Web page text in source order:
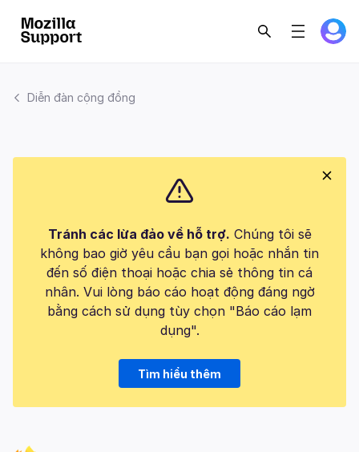
Diễn đàn cộng đồng
Tránh các lừa đảo về hỗ trợ. Chúng tôi sẽ
không bao giờ yêu cầu bạn gọi hoặc nhắn tin
đến số điện thoại hoặc chia sẻ thông tin cá
nhân. Vui lòng báo cáo hoạt động đáng ngờ
bằng cách sử dụng tùy chọn "Báo cáo lạm
dụng".
Tìm hiểu thêm